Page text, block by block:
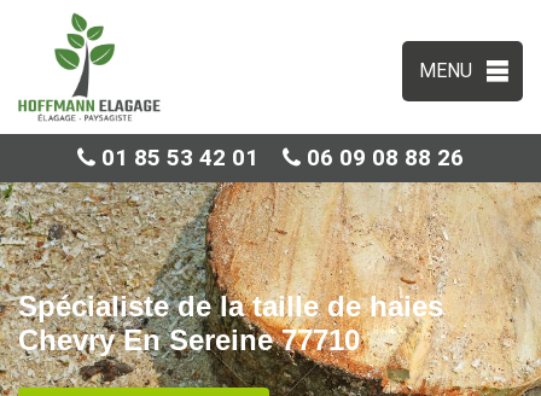
MENU
01 85 53 42 01 06 09 08 88 26
Spécialiste de la taille de haies
Chevry En Sereine 77710